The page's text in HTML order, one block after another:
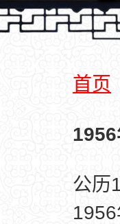
首页
公历